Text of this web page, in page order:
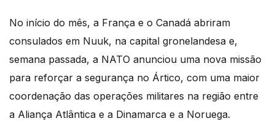
No início do mês, a França e o Canadá abriram
consulados em Nuuk, na capital gronelandesa e,
semana passada, a NATO anunciou uma nova missão
para reforçar a segurança no Ártico, com uma maior
coordenação das operações militares na região entre
a Aliança Atlântica e a Dinamarca e a Noruega.